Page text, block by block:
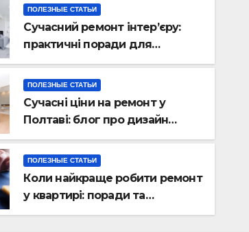
очки для
наиболее
АДЕЛЬ ФЕДОТОВА
ПОЛЕЗНЫЕ СТАТЬИ
Сучасний ремонт інтер’єру:
практичні поради для
українських власників
ПОЛЕЗНЫЕ СТАТЬИ
Сучасні ціни на ремонт у
Полтаві: блог про дизайн
інтер\’єру
ПОЛЕЗНЫЕ СТАТЬИ
Коли найкраще робити ремонт
у квартирі: поради та
особливості 2026